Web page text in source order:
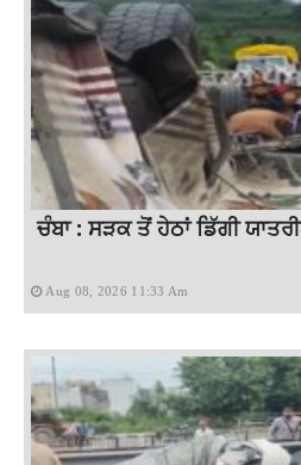
ਚੰਬਾ : ਸੜਕ ਤੋਂ ਹੇਠਾਂ ਡਿੱਗੀ
Aug 08, 2026 11:33 Am